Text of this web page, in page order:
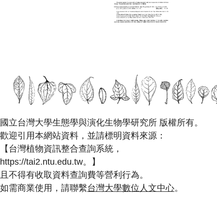
國立台灣大學生態學與演化生物學研究所 版權所有。
歡迎引用本網站資料，並請標明資料來源：
【台灣植物資訊整合查詢系統，
https://tai2.ntu.edu.tw。】
且不得有收取資料查詢費等營利行為。
如需商業使用，請聯繫台灣大學數位人文中心。